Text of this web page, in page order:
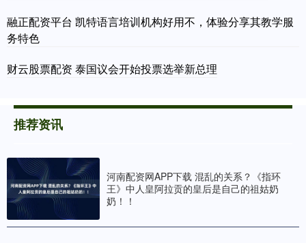
融正配资平台 凯特语言培训机构好用不，体验分享其教学服
务特色
财云股票配资 泰国议会开始投票选举新总理
推荐资讯
河南配资网APP下载 混乱的关系？《指环
王》中人皇阿拉贡的皇后是自己的祖姑奶
奶！！